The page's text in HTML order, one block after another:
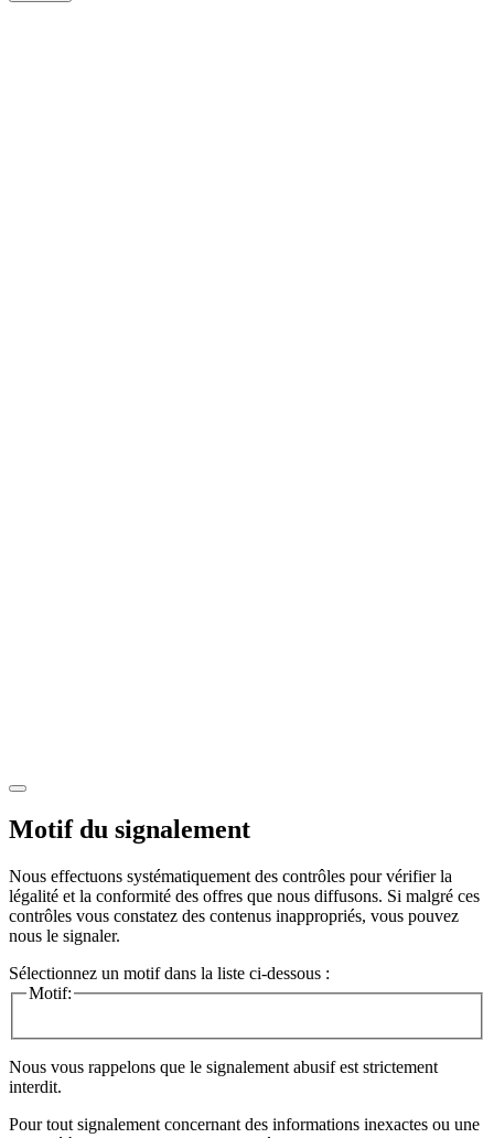
Motif du signalement
Nous effectuons systématiquement des contrôles pour vérifier la
légalité et la conformité des offres que nous diffusons. Si malgré ces
contrôles vous constatez des contenus inappropriés, vous pouvez
nous le signaler.
Sélectionnez un motif dans la liste ci-dessous :
Motif:
Nous vous rappelons que le signalement abusif est strictement
interdit.
Pour tout signalement concernant des informations inexactes ou une